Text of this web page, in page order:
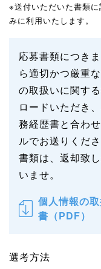
※送付いただいた書類
みに利用いたします。
応募書類につき
ら適切かつ厳重
の取扱いに関す
ロードいただき
務経歴書と合わ
ルでお送りくだ
書類は、返却致
いませ。
個人情報の
書（PDF）
選考方法